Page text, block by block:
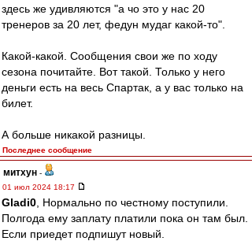
здесь же удивляются "а чо это у нас 20
тренеров за 20 лет, федун мудаг какой-то".
Какой-какой. Сообщения свои же по ходу
сезона почитайте. Вот такой. Только у него
деньги есть на весь Спартак, а у вас только на
билет.
А больше никакой разницы.
Последнее сообщение
митхун -
01 июл 2024 18:17
Gladi0 , Нормально по честному поступили.
Полгода ему заплату платили пока он там был.
Если приедет подпишут новый.